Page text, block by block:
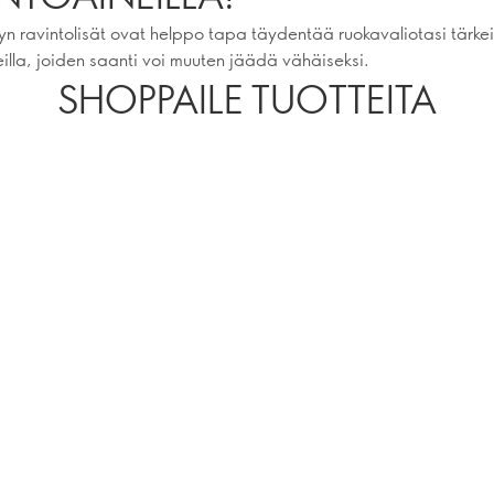
ravintolisät ovat helppo tapa täydentää ruokavaliotasi
joiden saanti voi muuten jäädä vähäiseksi.
SHOPPAILE TUOTTEITA